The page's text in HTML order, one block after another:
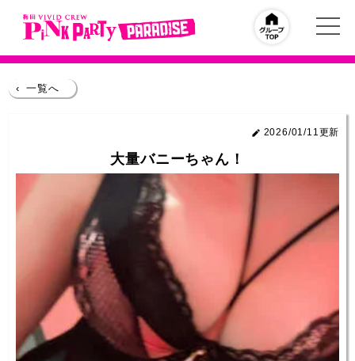
‹ 一覧へ
2026/01/11更新
大量バニーちゃん！